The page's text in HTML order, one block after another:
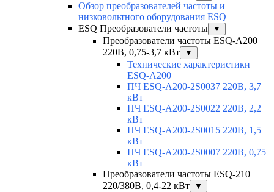
Обзор преобразователей частоты и
низковольтного оборудования ESQ
ESQ Преобразователи частоты
▼
Преобразователи частоты ESQ-A200
220В, 0,75-3,7 кВт
▼
Технические характеристики
ESQ-A200
ПЧ ESQ-A200-2S0037 220В, 3,7
кВт
ПЧ ESQ-A200-2S0022 220В, 2,2
кВт
ПЧ ESQ-A200-2S0015 220В, 1,5
кВт
ПЧ ESQ-A200-2S0007 220В, 0,75
кВт
Преобразователи частоты ESQ-210
220/380В, 0,4-22 кВт
▼